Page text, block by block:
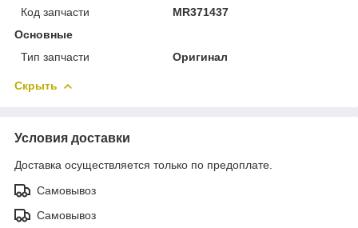
Код запчасти
MR371437
Основные
Тип запчасти
Оригинал
Скрыть
Условия доставки
Доставка осуществляется только по предоплате.
Самовывоз
Самовывоз